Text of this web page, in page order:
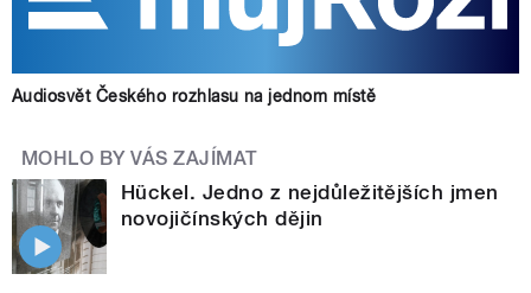
Audiosvět Českého rozhlasu na jednom místě
MOHLO BY VÁS ZAJÍMAT
Hückel. Jedno z nejdůležitějších jmen
novojičínských dějin